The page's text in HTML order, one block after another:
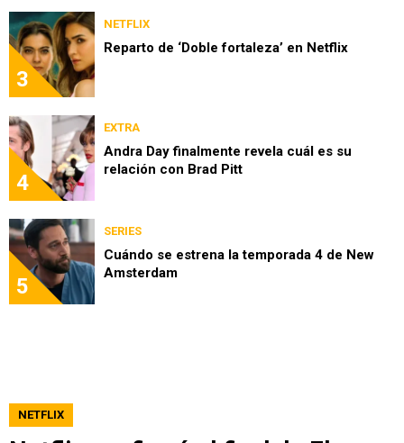
3
NETFLIX
Reparto de ‘Doble fortaleza’ en Netflix
4
EXTRA
Andra Day finalmente revela cuál es su
relación con Brad Pitt
5
SERIES
Cuándo se estrena la temporada 4 de New
Amsterdam
NETFLIX